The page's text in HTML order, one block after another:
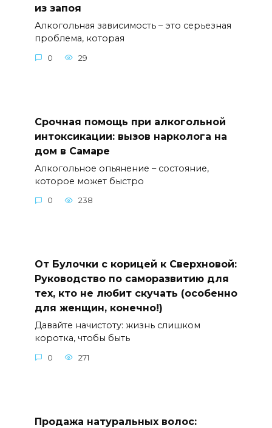
из запоя
Алкогольная зависимость – это серьезная
проблема, которая
0 29
Срочная помощь при алкогольной
интоксикации: вызов нарколога на
дом в Самаре
Алкогольное опьянение – состояние,
которое может быстро
0 238
От Булочки с корицей к Сверхновой:
Руководство по саморазвитию для
тех, кто не любит скучать (особенно
для женщин, конечно!)
Давайте начистоту: жизнь слишком
коротка, чтобы быть
0 271
Продажа натуральных волос: